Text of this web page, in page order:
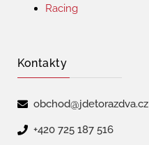
Racing
Kontakty
obchod@jdetorazdva.cz
+420 725 187 516